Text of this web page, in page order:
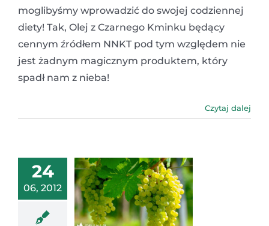
moglibyśmy wprowadzić do swojej codziennej
diety! Tak, Olej z Czarnego Kminku będący
cennym źródłem NNKT pod tym względem nie
jest żadnym magicznym produktem, który
spadł nam z nieba!
Czytaj dalej
24
06, 2012